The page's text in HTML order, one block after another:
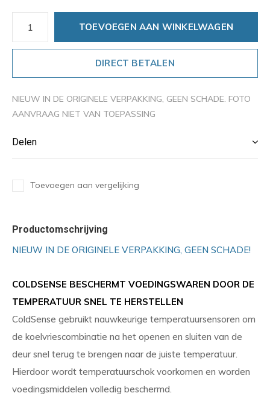
TOEVOEGEN AAN WINKELWAGEN
DIRECT BETALEN
NIEUW IN DE ORIGINELE VERPAKKING, GEEN SCHADE. FOTO
AANVRAAG NIET VAN TOEPASSING
Delen
Toevoegen aan vergelijking
Productomschrijving
NIEUW IN DE ORIGINELE VERPAKKING, GEEN SCHADE!
COLDSENSE BESCHERMT VOEDINGSWAREN DOOR DE
TEMPERATUUR SNEL TE HERSTELLEN
ColdSense gebruikt nauwkeurige temperatuursensoren om
de koelvriescombinatie na het openen en sluiten van de
deur snel terug te brengen naar de juiste temperatuur.
Hierdoor wordt temperatuurschok voorkomen en worden
voedingsmiddelen volledig beschermd.